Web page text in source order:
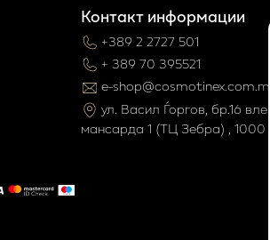
Контакт информации
+389 2 2727 501
+ 389 70 395521
e-shop@cosmotinex.com.mk
ул. Васил Ѓоргов, бр.16 влез
мaнсарда 1 (ТЦ Зебра) , 1000